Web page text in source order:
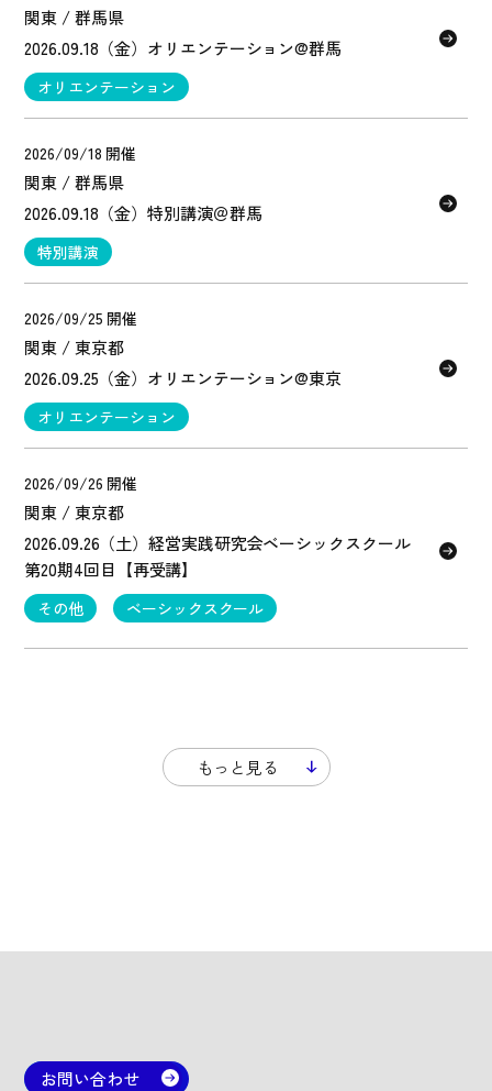
関東 / 群馬県
2026.09.18（金）オリエンテーション@群馬
オリエンテーション
2026/09/18 開催
関東 / 群馬県
2026.09.18（金）特別講演＠群馬
特別講演
2026/09/25 開催
関東 / 東京都
2026.09.25（金）オリエンテーション@東京
オリエンテーション
2026/09/26 開催
関東 / 東京都
2026.09.26（土）経営実践研究会ベーシックスクール
第20期4回目【再受講】
その他 ベーシックスクール
もっと見る
お問い合わせ